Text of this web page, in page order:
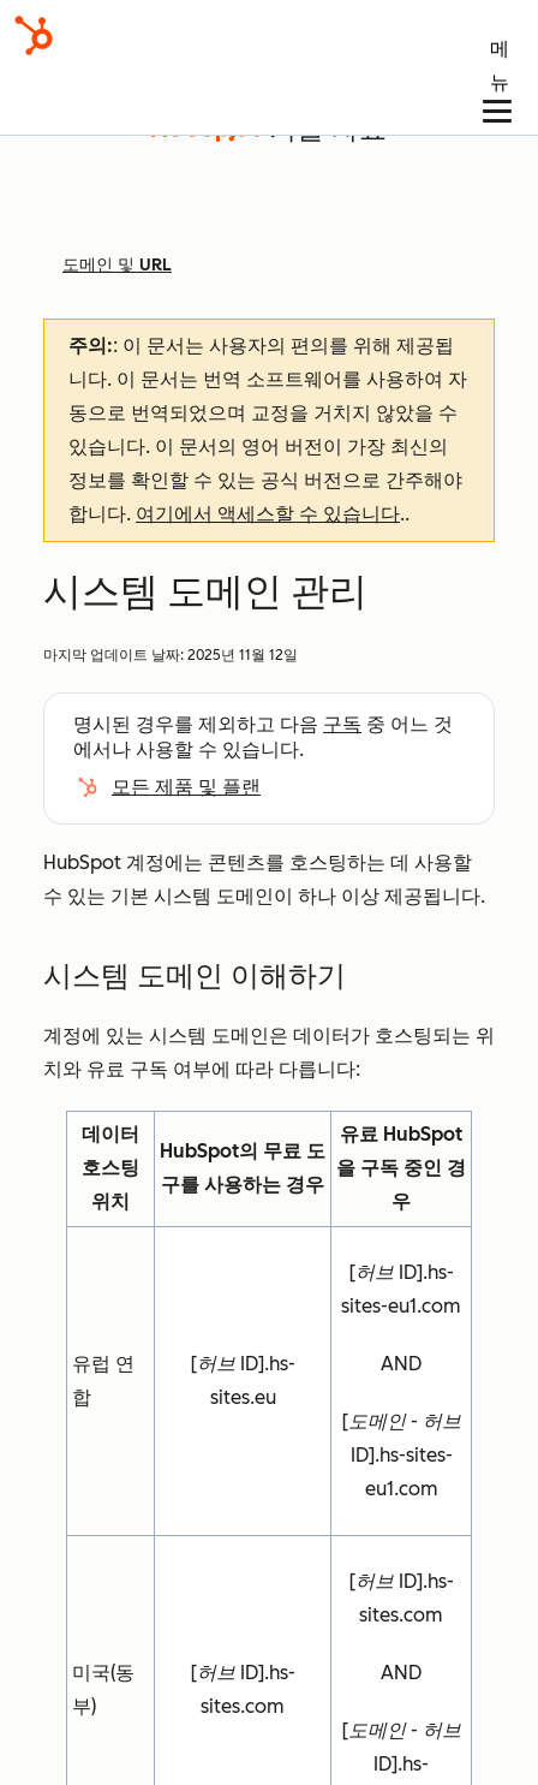
메
뉴
기술 자료
도메인 및 URL
주의:: 이 문서는 사용자의 편의를 위해 제공됩
니다. 이 문서는 번역 소프트웨어를 사용하여 자
동으로 번역되었으며 교정을 거치지 않았을 수
있습니다. 이 문서의 영어 버전이 가장 최신의
정보를 확인할 수 있는 공식 버전으로 간주해야
합니다. 여기에서 액세스할 수 있습니다..
시스템 도메인 관리
마지막 업데이트 날짜: 2025년 11월 12일
명시된 경우를 제외하고 다음 구독 중 어느 것
에서나 사용할 수 있습니다.
모든 제품 및 플랜
HubSpot 계정에는 콘텐츠를 호스팅하는 데 사용할
수 있는 기본 시스템 도메인이 하나 이상 제공됩니다.
시스템 도메인 이해하기
계정에 있는 시스템 도메인은 데이터가 호스팅되는 위
치와 유료 구독 여부에 따라 다릅니다:
데이터
호스팅
위치
HubSpot의 무료 도
구를 사용하는 경우
유료 HubSpot
을 구독 중인 경
우
유럽 연
합
[허브 ID].hs-
sites.eu
[허브 ID].hs-
sites-eu1.com
AND
[도메인 - 허브
ID].hs-sites-
eu1.com
미국(동
부)
[허브 ID].hs-
sites.com
[허브 ID].hs-
sites.com
AND
[도메인 - 허브
ID].hs-